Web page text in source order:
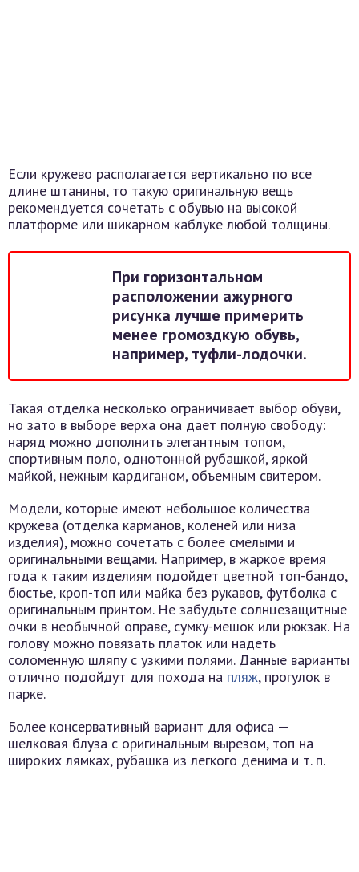
Если кружево располагается вертикально по все
длине штанины, то такую оригинальную вещь
рекомендуется сочетать с обувью на высокой
платформе или шикарном каблуке любой толщины.
При горизонтальном
расположении ажурного
рисунка лучше примерить
менее громоздкую обувь,
например, туфли-лодочки.
Такая отделка несколько ограничивает выбор обуви,
но зато в выборе верха она дает полную свободу:
наряд можно дополнить элегантным топом,
спортивным поло, однотонной рубашкой, яркой
майкой, нежным кардиганом, объемным свитером.
Модели, которые имеют небольшое количества
кружева (отделка карманов, коленей или низа
изделия), можно сочетать с более смелыми и
оригинальными вещами. Например, в жаркое время
года к таким изделиям подойдет цветной топ-бандо,
бюстье, кроп-топ или майка без рукавов, футболка с
оригинальным принтом. Не забудьте солнцезащитные
очки в необычной оправе, сумку-мешок или рюкзак. На
голову можно повязать платок или надеть
соломенную шляпу с узкими полями. Данные варианты
отлично подойдут для похода на пляж, прогулок в
парке.
Более консервативный вариант для офиса —
шелковая блуза с оригинальным вырезом, топ на
широких лямках, рубашка из легкого денима и т. п.